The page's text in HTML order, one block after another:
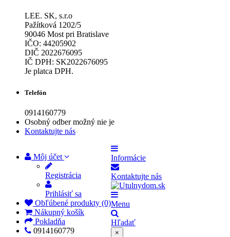
LEE. SK, s.r.o
Pažítková 1202/5
90046 Most pri Bratislave
IČO: 44205902
DIČ 2022676095
IČ DPH: SK2022676095
Je platca DPH.
Telefón
0914160779
Osobný odber možný nie je
Kontaktujte nás
Môj účet
Registrácia
Prihlásiť sa
Obľúbené produkty (0)
Nákupný košík
Pokladňa
0914160779
Informácie
Kontaktujte nás
Menu
Hľadať
×